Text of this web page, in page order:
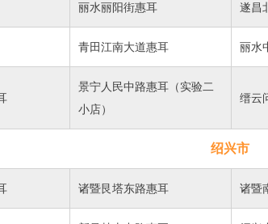
丽水丽阳街惠耳 遂昌
青田江南大道惠耳 丽水
景宁人民中路惠耳（实验二
小店）
缙云
绍兴市
诸暨艮塔东路惠耳 诸暨